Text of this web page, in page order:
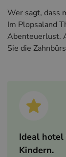
Wer sagt, dass
Im Plopsaland
Abenteuerlust.
Sie die
Ideal
Kindern.